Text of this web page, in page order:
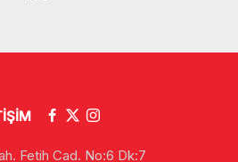
Fetih Cad. No:6 Dk:7